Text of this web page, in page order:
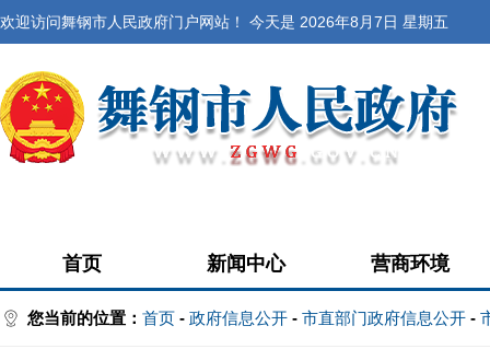
欢迎访问舞钢市人民政府门户网站！ 今天是 2026年8月7日 星期五
首页 新闻中心 营商环境
您当前的位置： 首页 - 政府信息公开 - 市直部门政府信息公开 -